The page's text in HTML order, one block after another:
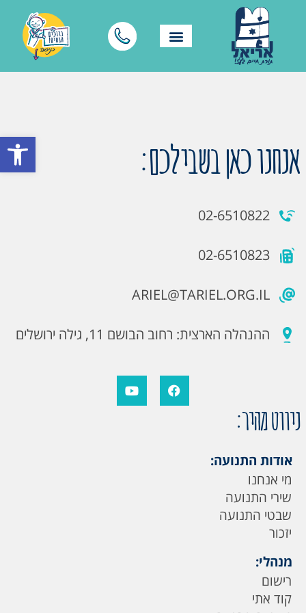
פתח אנחנו כאן בשבילכם:
02-6510822
02-6510823
ARIEL@TARIEL.ORG.IL
ההנהלה הארצית: רחוב הבושם 11, גילה ירושלים
ניווט מהיר:
אודות התנועה:
מי אנחנו
שירי התנועה
שבטי התנועה
יזכור
מנהלי:
רישום
קוד אתי